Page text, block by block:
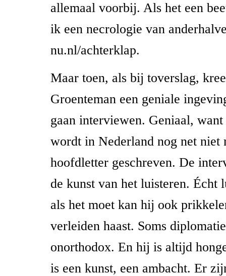
allemaal voorbij. Als het een
ik een necrologie van
nu.nl/achterklap.
Maar toen, als bij toverslag,
Groenteman een geniale
gaan interviewen. Geniaal, want
wordt in Nederland nog net niet
hoofdletter geschreven. De
de kunst van het luisteren. Écht
als het moet kan hij ook
verleiden haast. Soms
onorthodox. En hij is altijd
is een kunst, een ambacht. Er